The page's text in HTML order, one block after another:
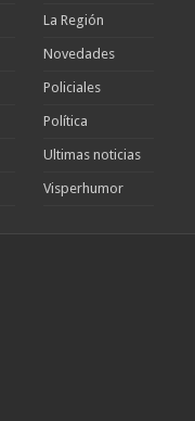
La Región
Novedades
Policiales
Política
Ultimas noticias
Visperhumor